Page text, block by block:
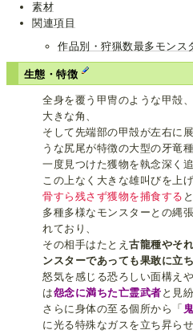
素材
関連項目
作品別・狩猟数最多モンス
生態・特徴
全身を覆う甲冑のような甲殻
大きな角、
そして先端部の甲殻が左右に
うな尻尾が特徴の大型の牙竜種
一度見つけた獲物を執念深く
この上なく大きな雄叫びを上げ
骨すら残さず獲物を捕食する
多種多様なモンスターとの縄
れており、
その相手はたとえ古龍種やそ
ンスターであっても果敢に立
怒気を感じる恐ろしい面構え
は怨念に満ちた亡霊武者 と見
さらに身体の至る個所から「
に光る特殊なガスを立ち昇らせ